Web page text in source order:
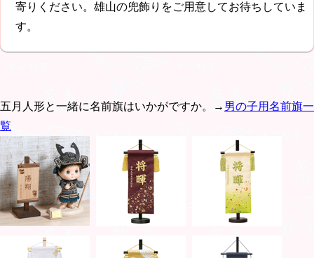
寄りください。雄山の兜飾りをご用意してお待ちしていま
す。
五月人形と一緒に名前旗はいかがですか。→ 男の子用名前旗一
覧